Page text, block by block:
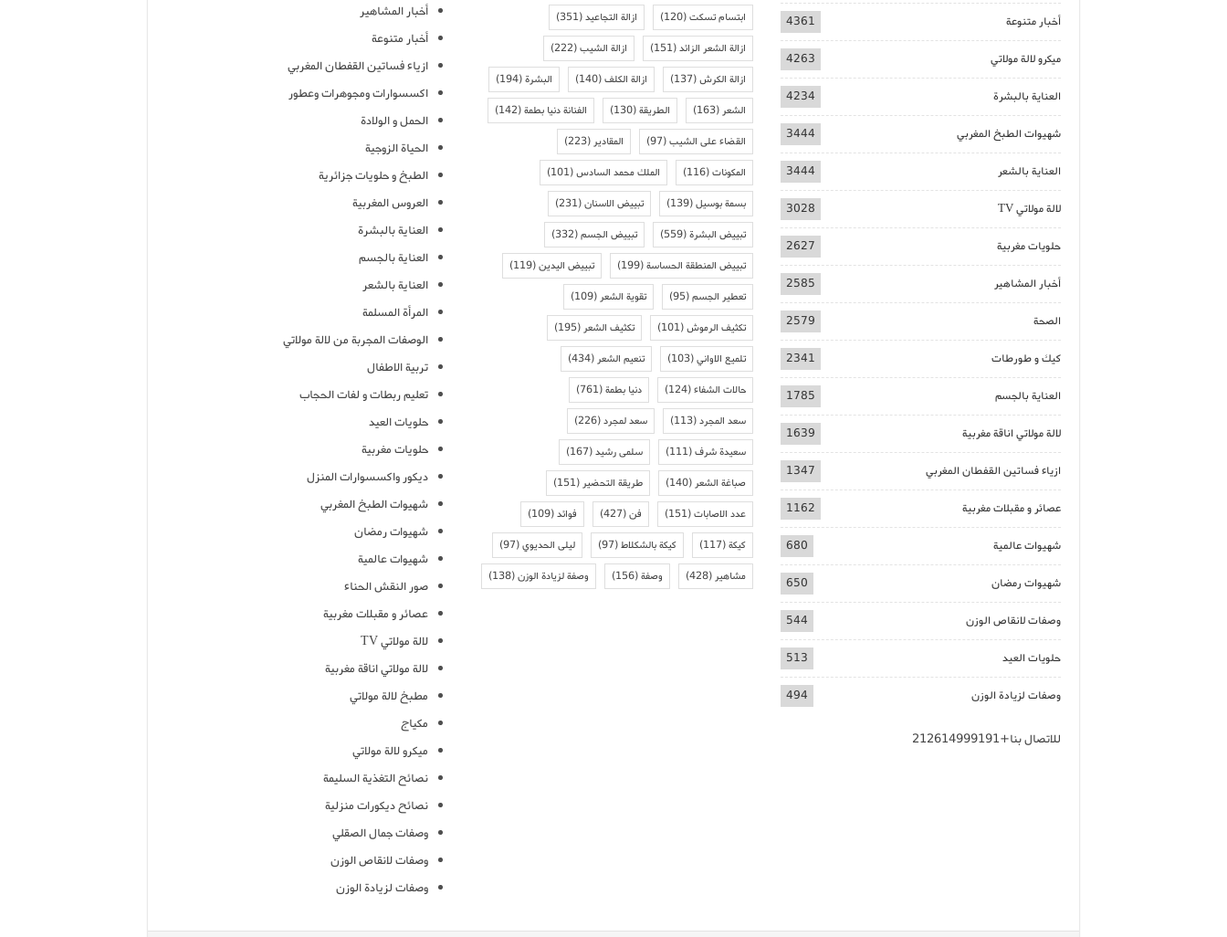
أخبار متنوعة 4361
ميكرو لالة مولاتي 4263
العناية بالبشرة 4234
شهيوات الطبخ المغربي 3444
العناية بالشعر 3444
لالة مولاتي TV 3028
حلويات مغربية 2627
أخبار المشاهير 2585
الصحة 2579
كيك و طورطات 2341
العناية بالجسم 1785
لالة مولاتي اناقة مغربية 1639
ازياء فساتين القفطان المغربي 1347
عصائر و مقبلات مغربية 1162
شهيوات عالمية 680
شهيوات رمضان 650
وصفات لانقاص الوزن 544
حلويات العيد 513
وصفات لزيادة الوزن 494
للاتصال بنا+212614999191
ابتسام تسكت(120) ازالة التجاعيد(351)
ازالة الشعر الزائد(151) ازالة الشيب(222)
ازالة الكرش(137) ازالة الكلف(140) البشرة(194)
الشعر(163) الطريقة(130) الفنانة دنيا بطمة(142)
القضاء على الشيب(97) المقادير(223)
المكونات(116) الملك محمد السادس(101)
بسمة بوسيل(139) تبييض الاسنان(231)
تبييض البشرة(559) تبييض الجسم(332)
تبييض المنطقة الحساسة(199) تبييض اليدين(119)
تعطير الجسم(95) تقوية الشعر(109)
تكثيف الرموش(101) تكثيف الشعر(195)
تلميع الاواني(103) تنعيم الشعر(434)
حالات الشفاء(124) دنيا بطمة(761)
سعد المجرد(113) سعد لمجرد(226)
سعيدة شرف(111) سلمى رشيد(167)
صباغة الشعر(140) طريقة التحضير(151)
عدد الاصابات(151) فن(427) فوائد(109)
كيكة(117) كيكة بالشكلاط(97) ليلى الحديوي(97)
مشاهير(428) وصفة(156) وصفة لزيادة الوزن(138)
أخبار المشاهير
أخبار متنوعة
ازياء فساتين القفطان المغربي
اكسسوارات ومجوهرات وعطور
الحمل و الولادة
الحياة الزوجية
الطبخ و حلويات جزائرية
العروس المغربية
العناية بالبشرة
العناية بالجسم
العناية بالشعر
المرأة المسلمة
الوصفات المجربة من لالة مولاتي
تربية الاطفال
تعليم ربطات و لفات الحجاب
حلويات العيد
حلويات مغربية
ديكور واكسسوارات المنزل
شهيوات الطبخ المغربي
شهيوات رمضان
شهيوات عالمية
صور النقش الحناء
عصائر و مقبلات مغربية
لالة مولاتي TV
لالة مولاتي اناقة مغربية
مطبخ لالة مولاتي
مكياج
ميكرو لالة مولاتي
نصائح التغذية السليمة
نصائح ديكورات منزلية
وصفات جمال الصقلي
وصفات لانقاص الوزن
وصفات لزيادة الوزن